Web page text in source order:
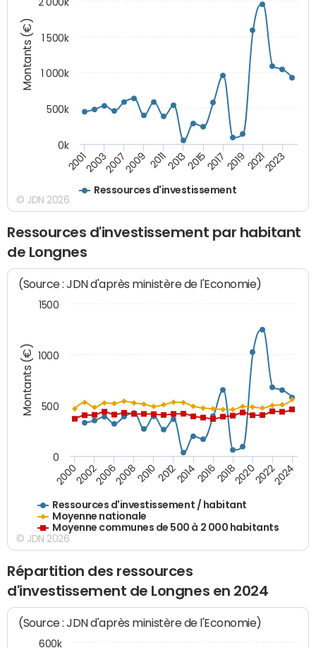
Montants (€)
Ressources d'investissement
2001200320072009 2011201320152017201920212023
0k
500k
1 000k
1 500k
© JDN 2026
Ressources d'investissement par habitant
de Longnes
Montants (€)
(Source : JDN d'après ministère de l'Economie)
Ressources d'investissement / habitant
Moyenne nationale
Moyenne communes de 500 à 2 000 habitants
200020022006200820102012201420162018202020222024
0
500
1000
1500
© JDN 2026
Répartition des ressources
d'investissement de Longnes en 2024
(Source : JDN d'après ministère de l'Economie)
600k